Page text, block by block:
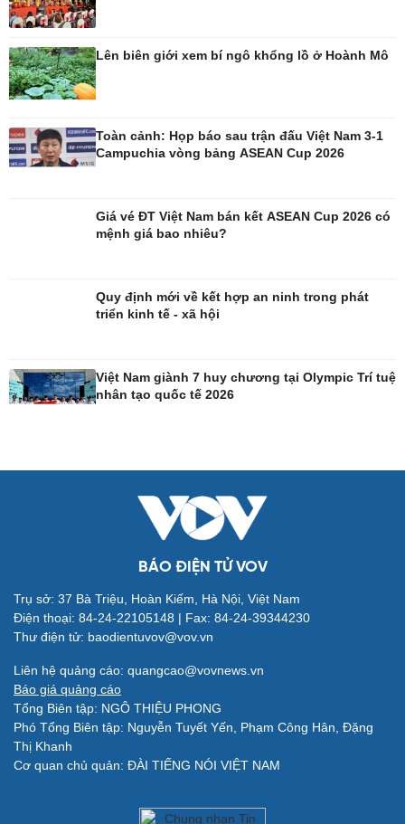
Ô tô - Xe máy
Xe máy
Tư vấn
Doanh nghiệp 24h
Chuyển đổi số
Sức khỏe
Nhi khoa
Ăn sạch sống khỏe
Văn hóa
Sân khấu - Điện ảnh
Âm nhạc
Giải trí
Nghệ sĩ
Thời trang
Du lịch
Săn Tour
Lên biên giới xem bí ngô khổng lồ ở Hoành Mô
Toàn cảnh: Họp báo sau trận đấu Việt Nam 3-1
Campuchia vòng bảng ASEAN Cup 2026
Giá vé ĐT Việt Nam bán kết ASEAN Cup 2026 có
mệnh giá bao nhiêu?
Quy định mới về kết hợp an ninh trong phát
triển kinh tế - xã hội
Việt Nam giành 7 huy chương tại Olympic Trí tuệ
nhân tạo quốc tế 2026
BÁO ĐIỆN TỬ VOV
Trụ sở: 37 Bà Triệu, Hoàn Kiếm, Hà Nội, Việt Nam
Điện thoại: 84-24-22105148 | Fax: 84-24-39344230
Thư điện tử: baodientuvov@vov.vn
Liên hệ quảng cáo: quangcao@vovnews.vn
Báo giá quảng cáo
Tổng Biên tập: NGÔ THIỆU PHONG
Phó Tổng Biên tập: Nguyễn Tuyết Yến, Phạm Công Hân, Đặng
Thị Khanh
Cơ quan chủ quản: ĐÀI TIẾNG NÓI VIỆT NAM